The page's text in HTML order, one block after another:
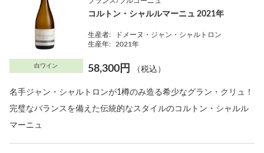
白ワイン
コルトン・シャルルマーニュ 2021年
生産者:
ドメーヌ・ジャン・シャルトロン
生産年:
2021年
58,300円 （税込）
名手ジャン・シャルトロンが1樽のみ造る希少なグラン・クリュ！
完璧なバランスを備えた伝統的なスタイルのコルトン・シャルル
マーニュ